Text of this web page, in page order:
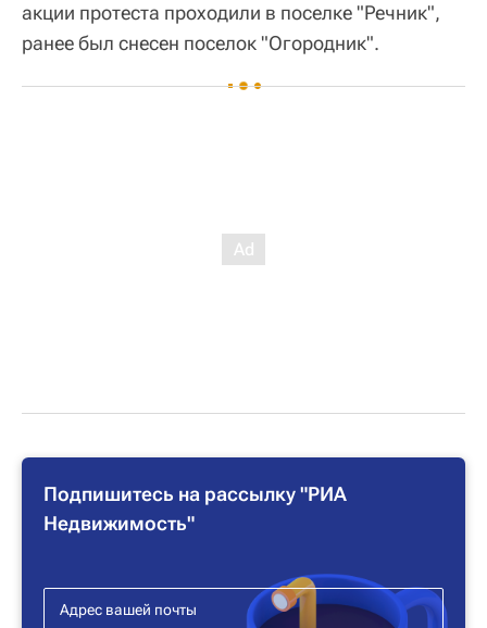
акции протеста проходили в поселке "Речник",
ранее был снесен поселок "Огородник".
Подпишитесь на рассылку "РИА
Недвижимость"